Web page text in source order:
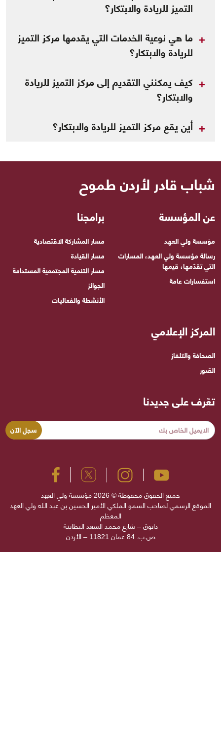
التميز للريادة والابتكار؟
ما هي نوعية الخدمات التي يقدمها مركز التميز
للريادة والابتكار؟
كيف يمكنني التقديم إلى مركز التميز للريادة
والابتكار؟
أين يقع مركز التميز للريادة والابتكار؟
شباب قادر لأردن طموح
عن المؤسسة
مؤسسة ولي العهد
رسالة مؤسسة ولي العهد، المسارات
التي تقدّمها، قيمها
استفسارات عامة
برامجنا
مسار المشاركة الاقتصادية
مسار القيادة
مسار التنمية المجتمعية المستدامة
الجوائز
الأنشطة والفعاليات
المركز الإعلامي
الصحافة والتلفاز
الصّور
تعّرف على جديدنا
جميع الحقوق محفوظة © 2026 مؤسسة ولي العهد
الموقع الرسمي لصاحب السمو الملكي الأمير الحسين بن عبد الله ولي العهد
المعظم
دابوق – شارع محمد السعد البطاينة
ص.ب. 84 عمان 11821 – الأردن